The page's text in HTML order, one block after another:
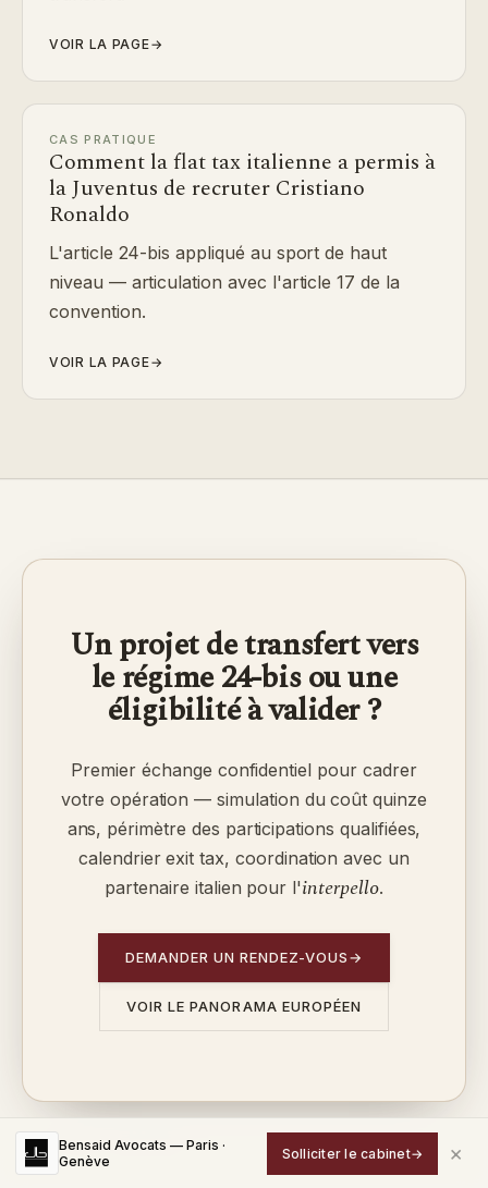
VOIR LA PAGE→
CAS PRATIQUE
Comment la flat tax italienne a permis à
la Juventus de recruter Cristiano
Ronaldo
L'article 24-bis appliqué au sport de haut
niveau — articulation avec l'article 17 de la
convention.
VOIR LA PAGE→
Un projet de transfert vers
le régime 24-bis ou une
éligibilité à valider ?
Premier échange confidentiel pour cadrer
votre opération — simulation du coût quinze
ans, périmètre des participations qualifiées,
calendrier exit tax, coordination avec un
partenaire italien pour l'interpello.
DEMANDER UN RENDEZ-VOUS→
VOIR LE PANORAMA EUROPÉEN
Mise à jour : 1 juin 2026
Bensaid Avocats — Paris ·
Genève
Solliciter le cabinet→ ×